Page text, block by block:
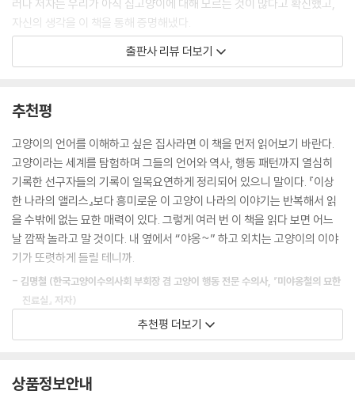
율이 88.5%에 이른 것과는 대조적이다. 고양이는 자신의 몸을 매우 열심
히 그루밍하기 때문에 개보다 냄새가 덜 난다는 데 그 이유가 있는 것 같다.
---「집사의 후각도 그렇게 나쁘진 않아」중에서
긴 세월을 함께하면서 인간이 냄새, 꼬리나 귀의 움직임으로 발하는 미묘
다. 고양이들은 사람의 주의를 끌기 위해서는 소리를 내야 한다는 것을, 그
것도 많이 내야 한다는 것을 알게 되었다. 적응력이 뛰어난 고양이에게 새
끼고양이 시절 어미의 관심을 끌기 위해 냈던 발성을 사용하는 것보다 더
효과적인 방법은 없었을 테다.
---「고양이가 야옹거리는 이유」중에서
사람들이 흔히 슬프다고 느끼는 고양이의 특별한 발성이 있다. 바로 ‘소리
없는 야옹’이다. 이 발성은 매우 효과적이며, 폴 갈리코가 재미있고 매력적
인 책 《멍청한 인간들과 공존하는 몇 가지 방법》에서 다루기도 했다. 고양
이는 최대한 인간의 심금을 울려야 하는 순간을 위해 ‘소리 없는 야옹’을 비
축해두는 모양이다. 일단 사람의 시선을 끈 뒤 소리 없이 입만 뻐끔거리며
장난기 어린 조언을 남겼다. “남용해서는 안 되며, 적절한 순간을 위해 아
껴두어야 한다.”
러나 저자는 우리가 아직 집고양이에 대해 모르는 것이 많다고 확신했고,
자신의 생각을 이 책을 통해 증명해냈다.
이 책에는 세라 브라운이 수십 년에 걸친 문헌연구와 관찰을 통해 알아낸
보여줌으로써 고양이들이 어떻게 인간을 매혹했는지 들려준다. 고양이가
주인공으로 등장하는 고대 문헌 속 옛 이야기들과 저자가 직접 만난 고양
이들의 귀엽고 우스꽝스러운 에피소드들은 꼼꼼하고 체계적인 연구 사이
에서 웃음을 더한다. 이 책이 지닌 또 하나의 매력 포인트는 본문 곳곳에 배
치된 고양이 삽화로, 저자의 딸이 그린 이 그림들은 다소 딱딱할 수 있는 내
용에 따뜻한 숨결을 부여한다.
그동안 어디에서도 들을 수 없었던 고양이의 긴 역사,
고양이의 본래 모습이 지금과 달랐다면, 믿어지겠는가? 허스키한 울음소
리, 진한 얼룩무늬와 긴 다리, 동족과의 만남을 피해 쓸쓸히 거닐던 고독한
포식자였던 고양이는, 여전히 남아 있는 날카로운 이빨과 발톱이 보여주듯
어느 날 인간의 역사에 끼어들었다. 고대 이집트에서는 미라가 되어 신에
출판사 리뷰 더보기
추천평
고양이의 언어를 이해하고 싶은 집사라면 이 책을 먼저 읽어보기 바란다.
고양이라는 세계를 탐험하며 그들의 언어와 역사, 행동 패턴까지 열심히
기록한 선구자들의 기록이 일목요연하게 정리되어 있으니 말이다. 『이상
한 나라의 앨리스』보다 흥미로운 이 고양이 나라의 이야기는 반복해서 읽
을 수밖에 없는 묘한 매력이 있다. 그렇게 여러 번 이 책을 읽다 보면 어느
날 깜짝 놀라고 말 것이다. 내 옆에서 “야옹~” 하고 외치는 고양이의 이야
기가 또렷하게 들릴 테니까.
- 김명철 (한국고양이수의사회 부회장 겸 고양이 행동 전문 수의사, 『미야옹철의 묘한
진료실』 저자)
드디어 고양이들이 어떤 인정을 받아야 마땅한지 알려주는 훌륭한 목소리
가득하다. 고대 서아시아의 ‘비옥한 초승달 지역’으로 거슬러 올라가 인간
추천평 더보기
상품정보안내